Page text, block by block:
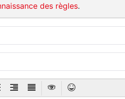
des règles.